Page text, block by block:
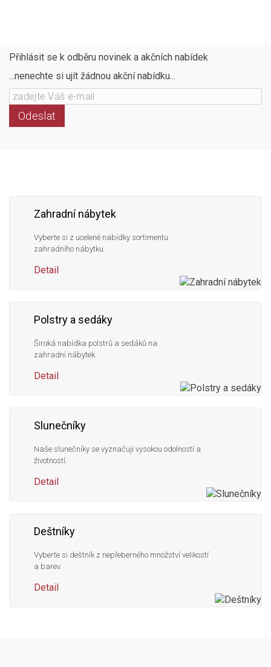
Přihlásit se k odběru novinek a akčních nabídek
...nenechte si ujít žádnou akční nabídku...
Odeslat
Zahradní nábytek
Vyberte si z ucelené nabídky sortimentu
zahradního nábytku.
Detail
Polstry a sedáky
Široká nabídka polstrů a sedáků na
zahradní nábytek.
Detail
Slunečníky
Naše slunečníky se vyznačují vysokou odolností a
životností.
Detail
Deštníky
Vyberte si deštník z nepřeberného množství velikostí
a barev.
Detail